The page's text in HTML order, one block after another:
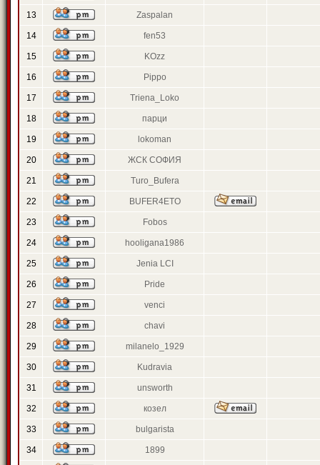
13 Zaspalan
14 fen53
15 KOzz
16 Pippo
17 Triena_Loko
18 парци
19 lokoman
20 ЖСК СОФИЯ
21 Turo_Bufera
22 BUFER4ETO
23 Fobos
24 hooligana1986
25 Jenia LCI
26 Pride
27 venci
28 chavi
29 milanelo_1929
30 Kudravia
31 unsworth
32 козел
33 bulgarista
34 1899